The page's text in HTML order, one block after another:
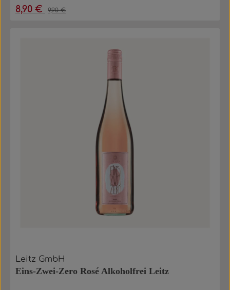
Verkaufspreis:
8,90 € Regulärer Preis:
9,90 €
Leitz GmbH
Eins-Zwei-Zero Rosé Alkoholfrei Leitz